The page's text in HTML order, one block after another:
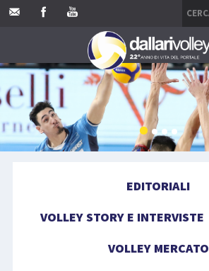
HOME
EDITORIALI
VOLLEY MERCATO
EDITORIALI
VOLLEY STORY E INTERVISTE
VOLLEY MERCATO